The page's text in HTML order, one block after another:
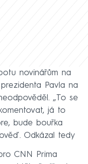
novinářům na
Pavla na
„To se
já to
bude bouřka
Odkázal tedy
CNN Prima